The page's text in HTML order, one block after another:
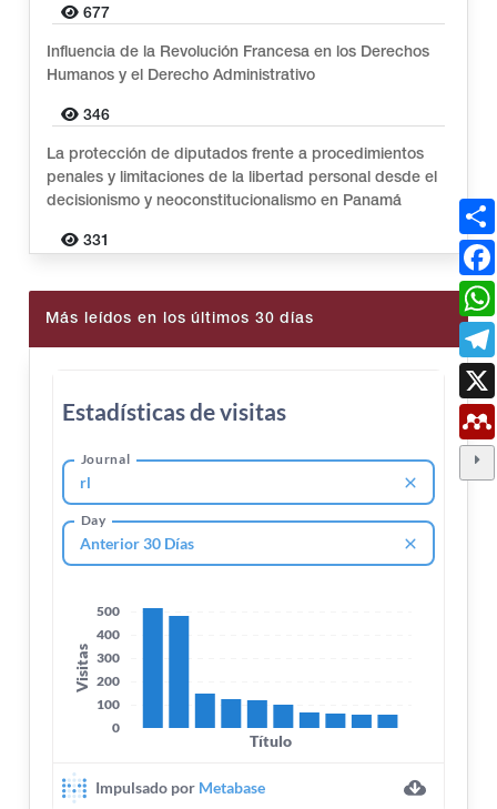
677
Influencia de la Revolución Francesa en los Derechos
Humanos y el Derecho Administrativo
346
La protección de diputados frente a procedimientos
penales y limitaciones de la libertad personal desde el
decisionismo y neoconstitucionalismo en Panamá
331
Más leídos en los últimos 30 días